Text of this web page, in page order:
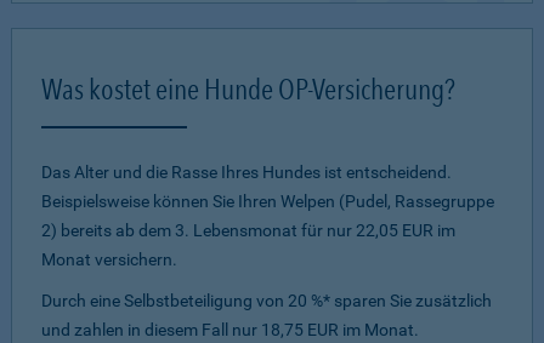
Was kostet eine Hunde OP-Versicherung?
Das Alter und die Rasse Ihres Hundes ist entscheidend.
Beispielsweise können Sie Ihren Welpen (Pudel, Rassegruppe
2) bereits ab dem 3. Lebensmonat für nur 22,05 EUR im
Monat versichern.
Durch eine Selbstbeteiligung von 20 %* sparen Sie zusätzlich
und zahlen in diesem Fall nur 18,75 EUR im Monat.